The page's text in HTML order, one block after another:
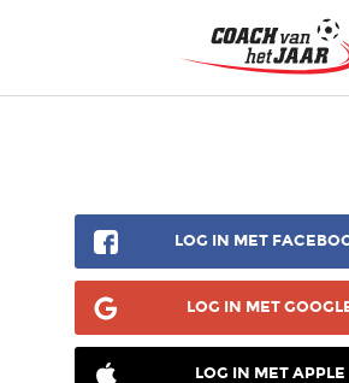
LOG IN MET
LOG IN MET
LOG IN MET APPLE